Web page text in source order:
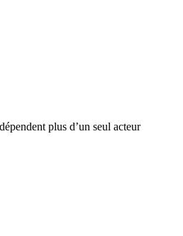
plus d’un seul acteur